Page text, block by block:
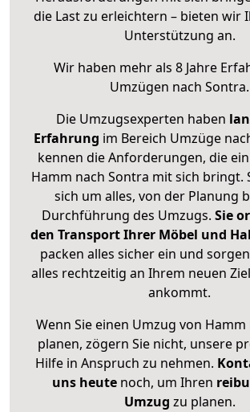
die Last zu erleichtern – bieten wir
Unterstützung an.
Wir haben mehr als 8 Jahre
Umzügen nach Sontra.
Die Umzugsexperten haben
Erfahrung im Bereich Umzüge
kennen die Anforderungen, die
Hamm nach Sontra mit sich bringt.
sich um alles, von der Planung
Durchführung des Umzugs. Sie
den Transport Ihrer Möbel und
packen alles sicher ein und
alles rechtzeitig an Ihrem neuen
ankommt.
Wenn Sie einen Umzug von
planen, zögern Sie nicht, unsere
Hilfe in Anspruch zu nehmen.
uns heutenoch, um Ihren
Umzug zu planen.